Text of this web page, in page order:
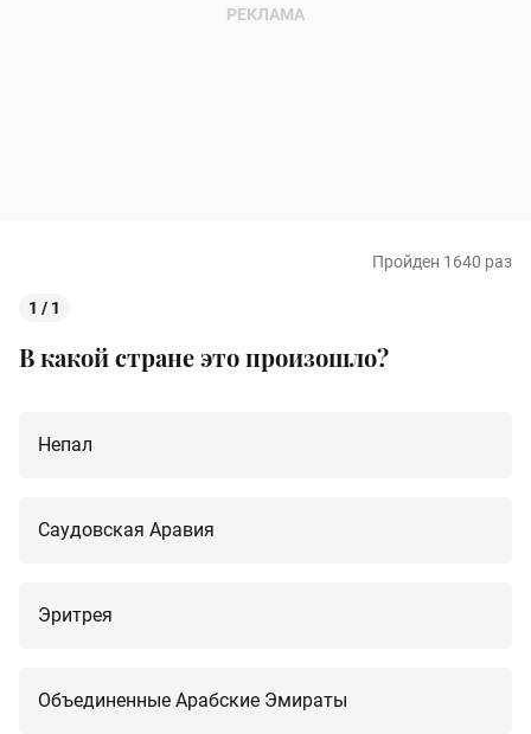
Пройден 1640 раз
1 / 1
В какой стране это произошло?
Непал
Саудовская Аравия
Эритрея
Объединенные Арабские Эмираты